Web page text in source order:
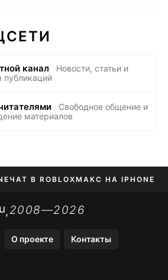
канал
Новости, статьи и
публикаций
Свободное общение и
материалов
ЧАТ В ROBLOXМАКС НА IPHONE
ОНЛАЙН TIKTOK НА IPHONE
,2008—2026
О проекте Контакты